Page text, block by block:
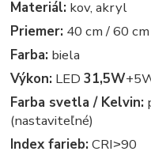
Materiál: kov, akryl
Priemer: 40 cm / 60
Farba: biela
Výkon: LED31,5W
Farba svetla / Kelvin:
(nastaviteľné)
Index farieb: CRI˃90